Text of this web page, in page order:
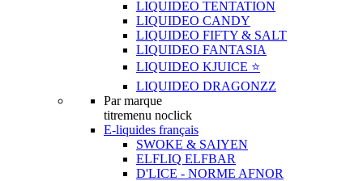
LIQUIDEO TENTATION
LIQUIDEO CANDY
LIQUIDEO FIFTY & SALT
LIQUIDEO FANTASIA
LIQUIDEO KJUICE ⭐️
LIQUIDEO DRAGONZZ
Par marque
titremenu noclick
E-liquides français
SWOKE & SAIYEN
ELFLIQ ELFBAR
D'LICE - NORME AFNOR